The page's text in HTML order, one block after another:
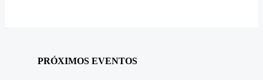
PRÓXIMOS EVENTOS